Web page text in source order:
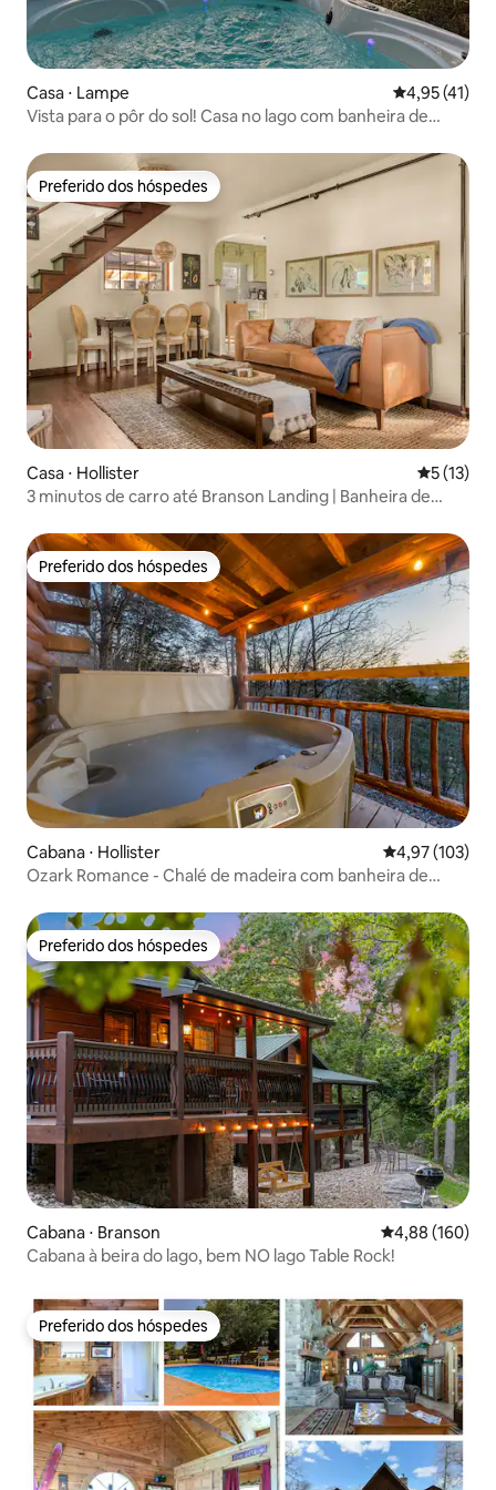
Casa ⋅ Lampe 4,95 de uma
4,95 (41)
Vista para o pôr do sol! Casa no lago com banheira de
Preferido dos hóspedes
Preferido dos hóspedes
Casa ⋅ Hollister 5 de uma
5 (13)
3 minutos de carro até Branson Landing | Banheira de
Preferido dos hóspedes
Preferido dos hóspedes
Cabana ⋅ Hollister 4,97 de uma
4,97 (103)
Ozark Romance - Chalé de madeira com banheira de
Preferido dos hóspedes
Preferido dos hóspedes
Cabana ⋅ Branson 4,88 de uma
4,88 (160)
Cabana à beira do lago, bem NO lago Table Rock!
Preferido dos hóspedes
Preferido dos hóspedes